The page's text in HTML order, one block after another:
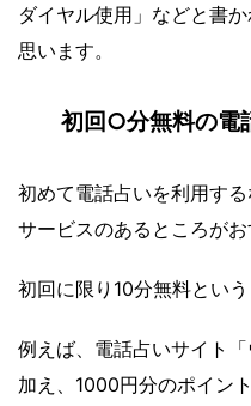
ダイヤル使用」などと書
思います。
初回○分無料の電
初めて電話占いを利用する
サービスのあるところがお
初回に限り10分無料という
例えば、電話占いサイト
加え、1000円分のポイン